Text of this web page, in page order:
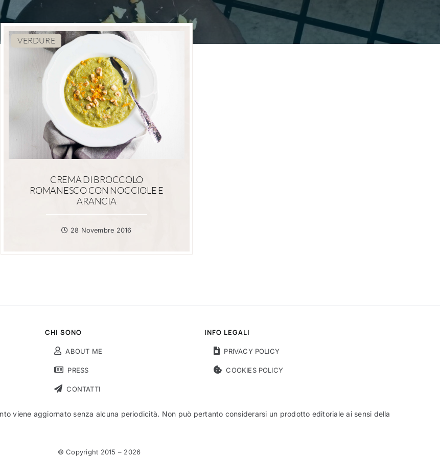
VERDURE
CREMA DI BROCCOLO
ROMANESCO CON NOCCIOLE E
ARANCIA
28 Novembre 2016
CHI SONO
ABOUT ME
PRESS
CONTATTI
INFO LEGALI
PRIVACY POLICY
COOKIES POLICY
viene aggiornato senza alcuna periodicità. Non può pertanto considerarsi un prodotto editoriale ai sensi della
© Copyright 2015 – 2026